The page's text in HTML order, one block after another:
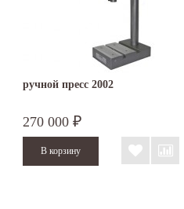
ручной пресс 2002
270 000 ₽